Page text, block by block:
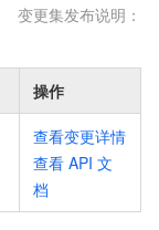
变更集发布说明：
操作
查看变更详情
查看 API 文
档